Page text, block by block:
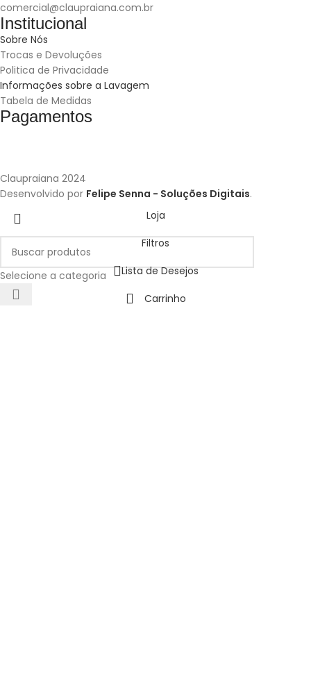
comercial@claupraiana.com.br
Institucional
Sobre Nós
Trocas e Devoluções
Politica de Privacidade
Informações sobre a Lavagem
Tabela de Medidas
Pagamentos
Claupraiana 2024
Desenvolvido por Felipe Senna - Soluções Digitais.
Selecione a categoria
Loja
Filtros
Lista de Desejos
Carrinho